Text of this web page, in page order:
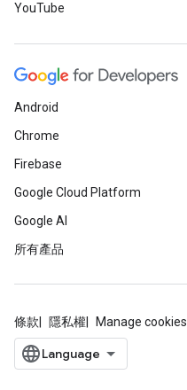
YouTube
Android
Chrome
Firebase
Google Cloud Platform
Google AI
所有產品
條款 隱私權 Manage cookies